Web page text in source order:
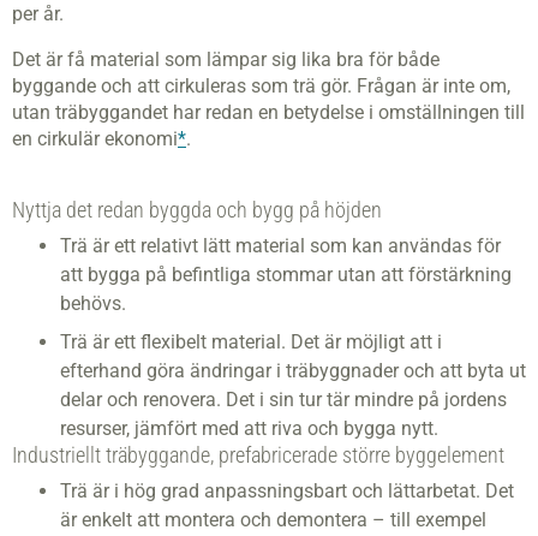
per år.
Det är få material som lämpar sig lika bra för både
byggande och att cirkuleras som trä gör. Frågan är inte om,
utan träbyggandet har redan en betydelse i omställningen till
en cirkulär ekonomi*.
Nyttja det redan byggda och bygg på höjden
Trä är ett relativt lätt material som kan användas för
att bygga på befintliga stommar utan att förstärkning
behövs.
Trä är ett flexibelt material. Det är möjligt att i
efterhand göra ändringar i träbyggnader och att byta ut
delar och renovera. Det i sin tur tär mindre på jordens
resurser, jämfört med att riva och bygga nytt.
Industriellt träbyggande, prefabricerade större byggelement
Trä är i hög grad anpassningsbart och lättarbetat. Det
är enkelt att montera och demontera – till exempel